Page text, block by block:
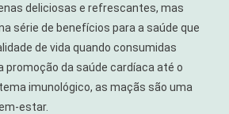
deliciosas e refrescantes, mas
série de benefícios para a saúde que
de vida quando consumidas
promoção da saúde cardíaca até o
imunológico, as maçãs são uma
estar.